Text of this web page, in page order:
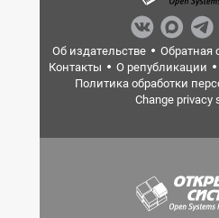
Об издательстве Обратная
Контакты
О републикации
Политика обработки
Change privacy